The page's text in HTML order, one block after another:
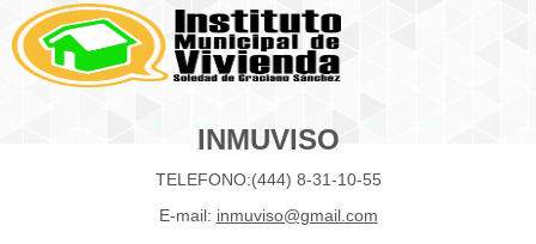
INMUVISO
TELEFONO:(444) 8-31-10-55
E-mail: inmuviso@gmail.com